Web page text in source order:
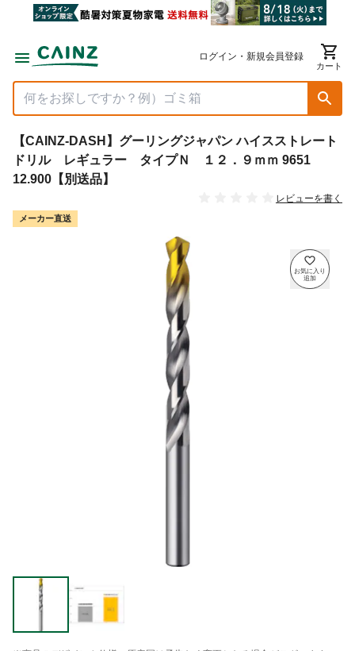
ログイン・新規会員登録
カート
【CAINZ-DASH】グーリングジャパン ハイスストレート
ドリル レギュラー タイプＮ １２．９ｍｍ 9651
12.900【別送品】
レビューを書く
メーカー直送